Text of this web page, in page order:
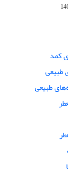
کمد
طبیعی
طبیعی